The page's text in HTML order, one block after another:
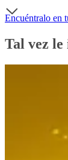
Encuéntralo en
Tal vez le